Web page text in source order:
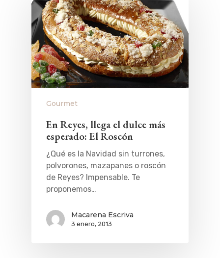
Gourmet
En Reyes, llega el dulce más
esperado: El Roscón
¿Qué es la Navidad sin turrones,
polvorones, mazapanes o roscón
de Reyes? Impensable. Te
proponemos…
Macarena Escriva
3 enero, 2013